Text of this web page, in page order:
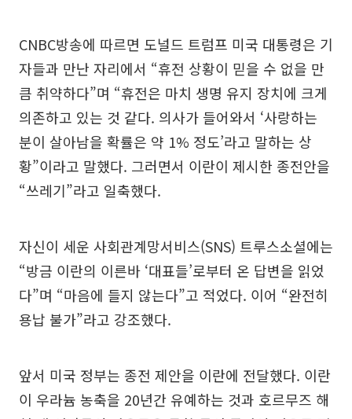
CNBC방송에 따르면 도널드 트럼프 미국 대통령은 기
자들과 만난 자리에서 “휴전 상황이 믿을 수 없을 만
큼 취약하다”며 “휴전은 마치 생명 유지 장치에 크게
의존하고 있는 것 같다. 의사가 들어와서 ‘사랑하는
분이 살아남을 확률은 약 1% 정도’라고 말하는 상
황”이라고 말했다. 그러면서 이란이 제시한 종전안을
“쓰레기”라고 일축했다.
자신이 세운 사회관계망서비스(SNS) 트루스소셜에는
“방금 이란의 이른바 ‘대표들’로부터 온 답변을 읽었
다”며 “마음에 들지 않는다”고 적었다. 이어 “완전히
용납 불가”라고 강조했다.
앞서 미국 정부는 종전 제안을 이란에 전달했다. 이란
이 우라늄 농축을 20년간 유예하는 것과 호르무즈 해